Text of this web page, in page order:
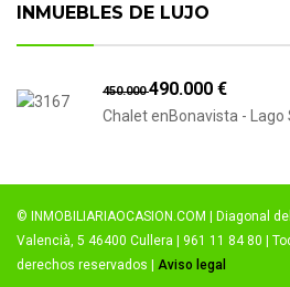
INMUEBLES DE LUJO
450.000490.000 €
Chalet enBonavista - Lago
© INMOBILIARIAOCASION.COM | Diagonal
Valencià, 5 46400 Cullera | 961 11 84 80 |
derechos reservados | Aviso legal